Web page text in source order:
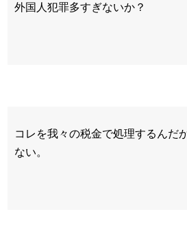
外国人犯罪多すぎないか？
コレを我々の税金で処理するんだ
ない。